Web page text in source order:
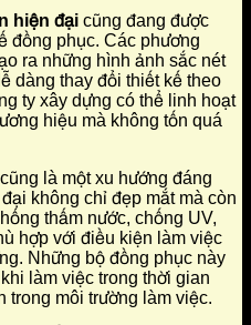
hiện đại cũng đang được
đồng phục. Các phương
ra những hình ảnh sắc nét
dàng thay đổi thiết kế theo
ty xây dựng có thể linh hoạt
hiệu mà không tốn quá
cũng là một xu hướng đáng
không chỉ đẹp mắt mà còn
thấm nước, chống UV,
hợp với điều kiện làm việc
Những bộ đồng phục này
làm việc trong thời gian
trong môi trường làm việc.